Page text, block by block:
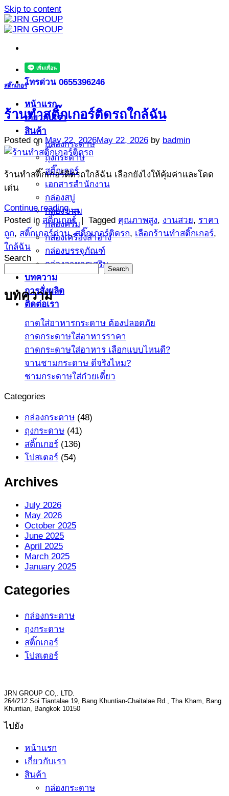
Skip to content
โทรด่วน 0655396246
หน้าแรก
เกี่ยวกับเรา
สินค้า
กล่องกระดาษ
ถุงกระดาษ
สติ๊กเกอร์
เอกสารสำนักงาน
กล่องสบู่
กล่องขนม
กล่องครีม
กล่องเครื่องสำอาง
กล่องบรรจุภัณฑ์
กล่องอาหารเสริม
บทความ
การสั่งผลิด
ติดต่อเรา
สติ๊กเกอร์
ร้านทำสติ๊กเกอร์ติดรถใกล้ฉัน
Posted on May 22, 2026May 22, 2026 by badmin
ร้านทำสติ๊กเกอร์ติดรถใกล้ฉัน เลือกยังไงให้คุ้มค่าและโดด
เด่น
Continue reading→
Posted in สติ๊กเกอร์ | Tagged คุณภาพสูง, งานสวย, ราคา
ถูก, สติ๊กเกอร์ด่วน,สติ๊กเกอร์ติดรถ, เลือกร้านทำสติ๊กเกอร์,
ใกล้ฉัน
Search
Search
บทความ
ถาดใส่อาหารกระดาษ ต้องปลอดภัย
ถาดกระดาษใส่อาหารราคา
ถาดกระดาษใส่อาหาร เลือกแบบไหนดี?
จานชามกระดาษ ดีจริงไหม?
ชามกระดาษใส่ก๋วยเตี๋ยว
Categories
กล่องกระดาษ (48)
ถุงกระดาษ (41)
สติ๊กเกอร์ (136)
โปสเตอร์ (54)
Archives
July 2026
May 2026
October 2025
June 2025
April 2025
March 2025
January 2025
Categories
กล่องกระดาษ
ถุงกระดาษ
สติ๊กเกอร์
โปสเตอร์
JRN GROUP CO,. LTD.
264/212 Soi Tiantalae 19, Bang Khuntian-Chaitalae Rd., Tha Kham, Bang
Khuntian, Bangkok 10150
ไปยัง
หน้าแรก
เกี่ยวกับเรา
สินค้า
กล่องกระดาษ